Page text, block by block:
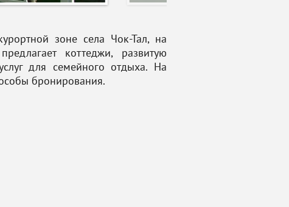
зоне села Чок-Тал, на
коттеджи, развитую
для семейного отдыха. На
бронирования.